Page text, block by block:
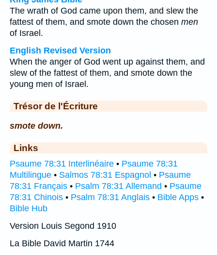
The wrath of God came upon them, and slew the
fattest of them, and smote down the chosen men
of Israel.
English Revised Version
When the anger of God went up against them, and
slew of the fattest of them, and smote down the
young men of Israel.
Trésor de l'Écriture
smote down.
Links
Psaume 78:31 Interlinéaire • Psaume 78:31
Multilingue • Salmos 78:31 Espagnol • Psaume
78:31 Français • Psalm 78:31 Allemand • Psaume
78:31 Chinois • Psalm 78:31 Anglais • Bible Apps •
Bible Hub
Version Louis Segond 1910
La Bible David Martin 1744